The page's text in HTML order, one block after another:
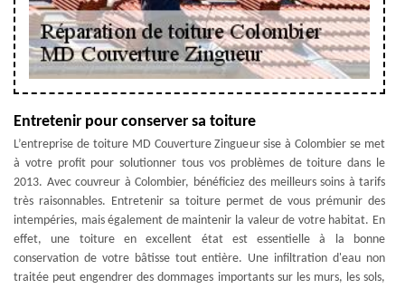
Entretenir pour conserver sa toiture
L’entreprise de toiture MD Couverture Zingueur sise à Colombier se met
à votre profit pour solutionner tous vos problèmes de toiture dans le
2013. Avec couvreur à Colombier, bénéficiez des meilleurs soins à tarifs
très raisonnables. Entretenir sa toiture permet de vous prémunir des
intempéries, mais également de maintenir la valeur de votre habitat. En
effet, une toiture en excellent état est essentielle à la bonne
conservation de votre bâtisse tout entière. Une infiltration d'eau non
traitée peut engendrer des dommages importants sur les murs, les sols,